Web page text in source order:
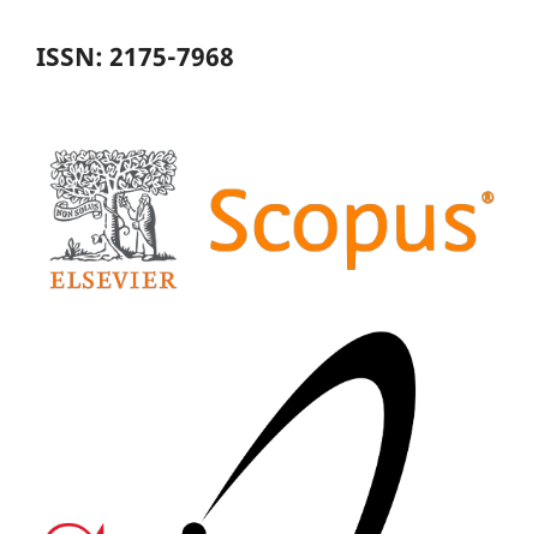
ISSN: 2175-7968